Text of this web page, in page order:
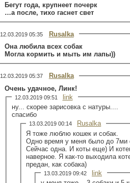
Бегут года, крупнеет почерк
…а после, тихо гаснет свет
12.03.2019 05:35
Rusalka
Она любила всех собак
Могла кормить и мыть им лапы))
12.03.2019 05:37
Rusalka
Очень удачное, Линк!
12.03.2019 09:51
link
ну... скорее зарисовка с натуры....
спасибо
13.03.2019 00:14
Rusalka
Я тоже люблю кошек и собак.
Одно время у меня было до 7ми
Сейчас одна. И коты еще) И
наверное. Я как-то выходила
предан, как собака)
13.03.2019 09:42
link